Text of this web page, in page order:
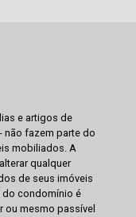
e artigos de
não fazem parte do
mobiliados. A
qualquer
de seus imóveis
do condomínio é
ou mesmo passível